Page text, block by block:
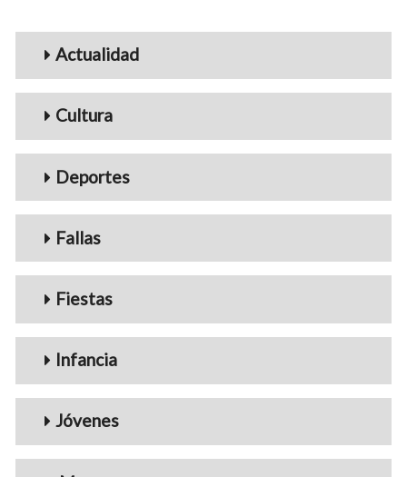
Menu_Videos
Actualidad
Cultura
Deportes
Fallas
Fiestas
Infancia
Jóvenes